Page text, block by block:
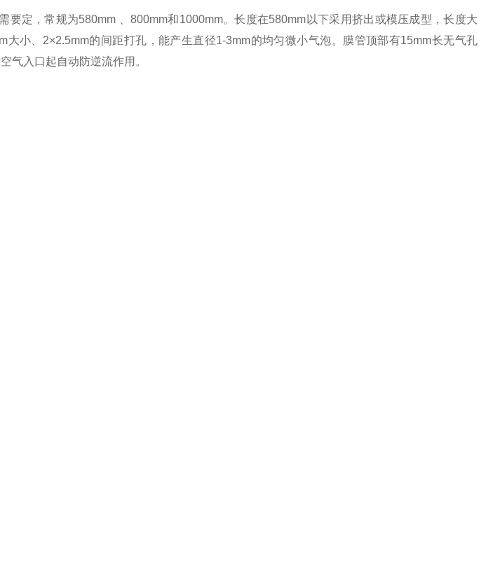
要定，常规为580mm 、800mm和1000mm。长度在580mm 以下采用挤出或模压成型，长度大
大小、 2×2.5mm的间距打孔，能产生直径1-3mm的均匀微小气泡。膜管顶部有15mm长无气孔
气入口起自动防逆流作用。